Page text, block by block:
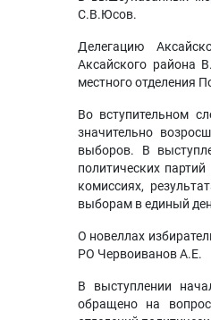
С.В.Юсов.
Делегацию
Аксайского района
местного отделения
Во вступительном
значительно
выборов. В
политических
комиссиях,
выборам в единый
О новеллах
РО Червоиванов А.Е.
В выступлении
обращено на